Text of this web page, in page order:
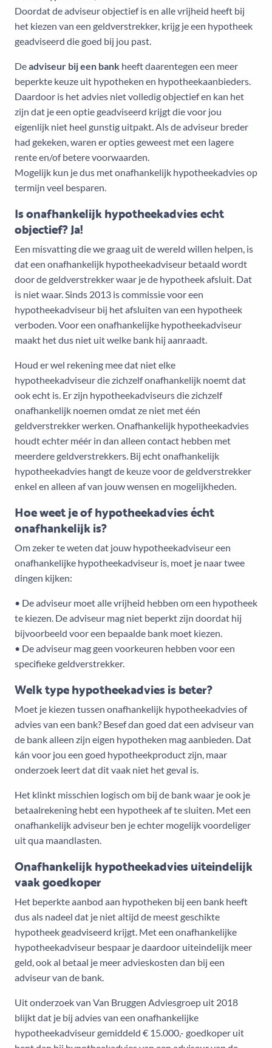
Doordat de adviseur objectief is en alle vrijheid heeft bij
het kiezen van een geldverstrekker, krijg je een hypotheek
geadviseerd die goed bij jou past.
Deadviseur bij een bank heeft daarentegen een meer
beperkte keuze uit hypotheken en hypotheekaanbieders.
Daardoor is het advies niet volledig objectief en kan het
zijn dat je een optie geadviseerd krijgt die voor jou
eigenlijk niet heel gunstig uitpakt. Als de adviseur breder
had gekeken, waren er opties geweest met een lagere
rente en/of betere voorwaarden.
Mogelijk kun je dus met onafhankelijk hypotheekadvies op
termijn veel besparen.
Is onafhankelijk hypotheekadvies echt
objectief? Ja!
Een misvatting die we graag uit de wereld willen helpen, is
dat een onafhankelijk hypotheekadviseur betaald wordt
door de geldverstrekker waar je de hypotheek afsluit. Dat
is niet waar. Sinds 2013 is commissie voor een
hypotheekadviseur bij het afsluiten van een hypotheek
verboden. Voor een onafhankelijke hypotheekadviseur
maakt het dus niet uit welke bank hij aanraadt.
Houd er wel rekening mee dat niet elke
hypotheekadviseur die zichzelf onafhankelijk noemt dat
ook echt is. Er zijn hypotheekadviseurs die zichzelf
onafhankelijk noemen omdat ze niet met één
geldverstrekker werken. Onafhankelijk hypotheekadvies
houdt echter méér in dan alleen contact hebben met
meerdere geldverstrekkers. Bij echt onafhankelijk
hypotheekadvies hangt de keuze voor de geldverstrekker
enkel en alleen af van jouw wensen en mogelijkheden.
Hoe weet je of hypotheekadvies écht
onafhankelijk is?
Om zeker te weten dat jouw hypotheekadviseur een
onafhankelijke hypotheekadviseur is, moet je naar twee
dingen kijken:
• De adviseur moet alle vrijheid hebben om een hypotheek
te kiezen. De adviseur mag niet beperkt zijn doordat hij
bijvoorbeeld voor een bepaalde bank moet kiezen.
• De adviseur mag geen voorkeuren hebben voor een
specifieke geldverstrekker.
Welk type hypotheekadvies is beter?
Moet je kiezen tussen onafhankelijk hypotheekadvies of
advies van een bank? Besef dan goed dat een adviseur van
de bank alleen zijn eigen hypotheken mag aanbieden. Dat
kán voor jou een goed hypotheekproduct zijn, maar
onderzoek leert dat dit vaak niet het geval is.
Het klinkt misschien logisch om bij de bank waar je ook je
betaalrekening hebt een hypotheek af te sluiten. Met een
onafhankelijk adviseur ben je echter mogelijk voordeliger
uit qua maandlasten.
Onafhankelijk hypotheekadvies uiteindelijk
vaak goedkoper
Het beperkte aanbod aan hypotheken bij een bank heeft
dus als nadeel dat je niet altijd de meest geschikte
hypotheek geadviseerd krijgt. Met een onafhankelijke
hypotheekadviseur bespaar je daardoor uiteindelijk meer
geld, ook al betaal je meer advieskosten dan bij een
adviseur van de bank.
Uit onderzoek van Van Bruggen Adviesgroep uit 2018
blijkt dat je bij advies van een onafhankelijke
hypotheekadviseur gemiddeld € 15.000,- goedkoper uit